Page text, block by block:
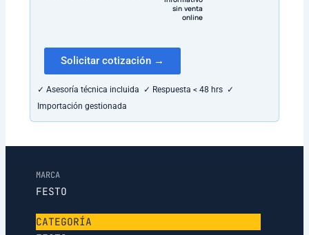
sin venta
online
Solicitar cotización →
✓ Asesoría técnica incluida ✓ Respuesta < 48 hrs ✓
Importación gestionada
MARCA
FESTO
CATEGORÍA